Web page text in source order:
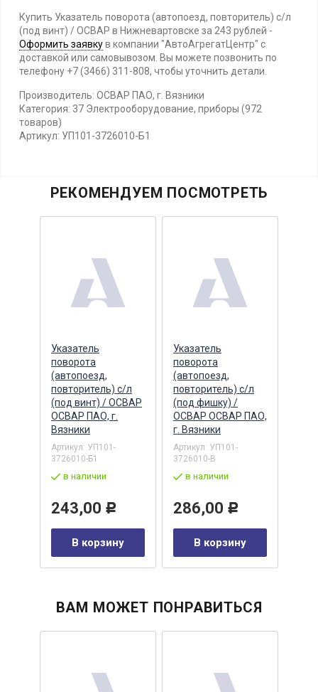
Купить Указатель поворота (автопоезд, повторитель) с/л
(под винт) / ОСВАР в Нижневартовске за 243 рублей -
Оформить заявкув компании "АвтоАгрегатЦентр" с
доставкой или самовывозом. Вы можете позвонить по
телефону +7 (3466) 311-808, чтобы уточнить детали.
Производитель: ОСВАР ПАО, г. Вязники
Категория: 37 Электрооборудование, приборы (972
товаров)
Артикул: УП101-3726010-Б1
РЕКОМЕНДУЕМ ПОСМОТРЕТЬ
Указатель
поворота
(автопоезд,
повторитель) с/л
(под винт) / ОСВАР
ОСВАР ПАО, г.
Вязники
Артикул: УП101-
3726010-Б1
в наличии
243,00 Р
В корзину
Указатель
поворота
(автопоезд,
повторитель) с/л
(под фишку) /
ОСВАР ОСВАР ПАО,
г. Вязники
Артикул: УП101-
3726010-В
в наличии
286,00 Р
В корзину
ВАМ МОЖЕТ ПОНРАВИТЬСЯ